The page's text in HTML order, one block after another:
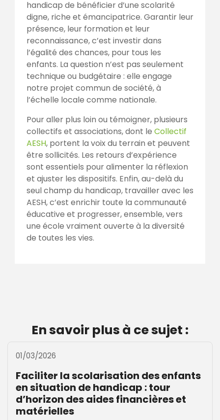
handicap de bénéficier d’une scolarité
digne, riche et émancipatrice. Garantir leur
présence, leur formation et leur
reconnaissance, c’est investir dans
l’égalité des chances, pour tous les
enfants. La question n’est pas seulement
technique ou budgétaire : elle engage
notre projet commun de société, à
l’échelle locale comme nationale.
Pour aller plus loin ou témoigner, plusieurs
collectifs et associations, dont le Collectif
AESH, portent la voix du terrain et peuvent
être sollicités. Les retours d’expérience
sont essentiels pour alimenter la réflexion
et ajuster les dispositifs. Enfin, au-delà du
seul champ du handicap, travailler avec les
AESH, c’est enrichir toute la communauté
éducative et progresser, ensemble, vers
une école vraiment ouverte à la diversité
de toutes les vies.
En savoir plus à ce sujet :
01/03/2026
Faciliter la scolarisation des enfants
en situation de handicap : tour
d’horizon des aides financières et
matérielles